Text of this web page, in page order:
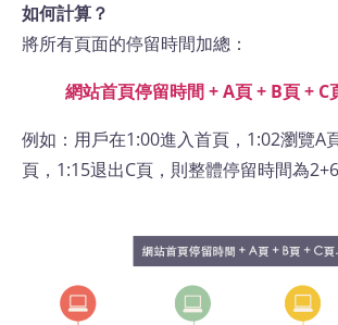
如何計算？
將所有頁面的停留時間加總：
網站首頁停留時間 + A頁 + B頁 +
例如：用戶在1:00進入首頁，1:02瀏覽A
頁，1:15退出C頁，則整體停留時間為